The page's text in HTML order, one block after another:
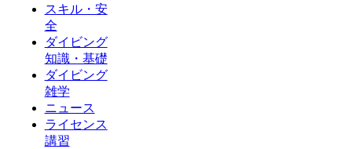
スキル・安
全
ダイビング
知識・基礎
ダイビング
雑学
ニュース
ライセンス
講習